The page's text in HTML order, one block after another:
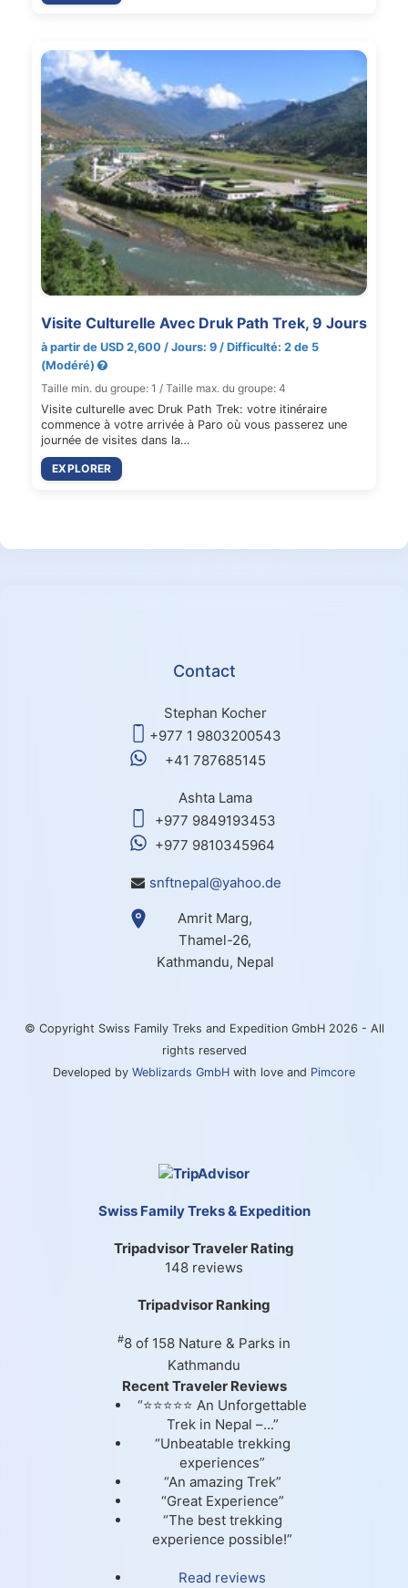
Visite Culturelle Avec Druk Path Trek, 9 Jours
à partir de USD 2,600 / Jours: 9 / Difficulté: 2 de 5
(Modéré)
Taille min. du groupe: 1 / Taille max. du groupe: 4
Visite culturelle avec Druk Path Trek: votre itinéraire
commence à votre arrivée à Paro où vous passerez une
journée de visites dans la…
EXPLORER
Contact
Stephan Kocher
+977 1 9803200543
+41 787685145
Ashta Lama
+977 9849193453
+977 9810345964
snftnepal@yahoo.de
Amrit Marg,
Thamel-26,
Kathmandu, Nepal
© Copyright Swiss Family Treks and Expedition GmbH 2026 - All
rights reserved
Developed by Weblizards GmbH with love and Pimcore
Swiss Family Treks & Expedition
Tripadvisor Traveler Rating
148 reviews
Tripadvisor Ranking
#8 of 158 Nature & Parks in
Kathmandu
Recent Traveler Reviews
“⭐⭐⭐⭐⭐ An Unforgettable
Trek in Nepal –...”
“Unbeatable trekking
experiences”
“An amazing Trek”
“Great Experience”
“The best trekking
experience possible!”
Read reviews